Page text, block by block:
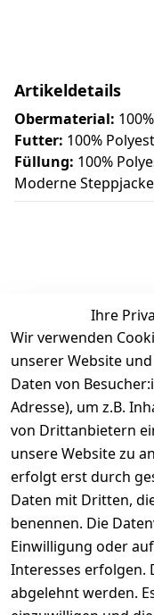
Artikeldetails
Obermaterial:
Futter: 100%
Füllung: 100%
Moderne
5
4
3
2
1
Ihre
Wir verwenden
unserer Website
Daten von
Adresse), um z.B.
von Drittanbietern
unsere Website zu
erfolgt erst durch
Daten mit Dritten,
benennen. Die
Einwilligung oder
Interesses erfolgen.
abgelehnt werden.